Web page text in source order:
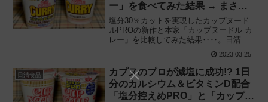
ー」を食べてみた結果 → まさか
の “裏切り” に‥‥
塩分30％カットを実現したカップヌード
ルPROの新作と本家「カップヌードル カ
レー」を比較してみた結果‥‥。日清食
分のカルシウム＆ビタミンD カレー」を
食べてみた感想と評価・レビューです。
2023.03.25
日清食品
カプヌのプロが減塩に成功!? 1日
分のカルシウム＆ビタミンD配合
「塩分控えめPRO」と「カップヌ